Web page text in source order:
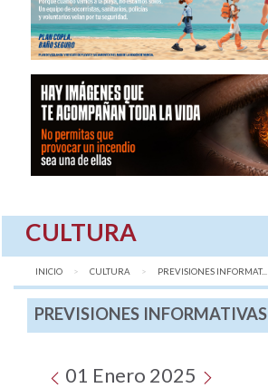
CULTURA
INICIO CULTURA AQUÍ:
PREVISIONES INFORMAT...
PREVISIONES INFORMATIVAS
01 Enero 2025